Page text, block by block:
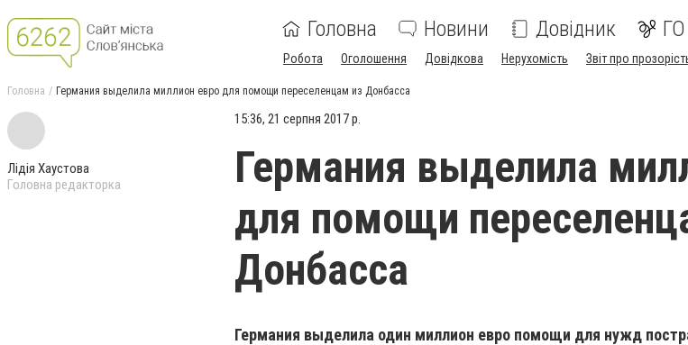
Головна Новини Довідник
Робота Оголошення Довідкова Нерухомість Звіт про
Головна Германия выделила миллион евро для помощи переселенцам из Донбасса
Лідія Хаустова
Головна редакторка
15:36, 21 серпня 2017 р.
Германия выделила
для помощи
Донбасса
Германия выделила один миллион евро помощи для нужд